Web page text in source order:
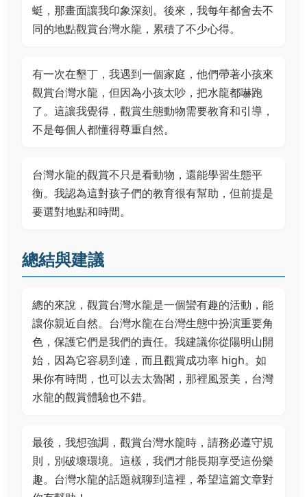
蜓，那畫面讓我印象深刻。後來，我每年都會去不
同的地點觀賞台灣水龍，累積了不少心得。
有一次在墾丁，我遇到一個家庭，他們帶著小孩來
觀賞台灣水龍，但因為小孩太吵，把水龍都嚇跑
了。這讓我覺得，觀賞生態動物需要教育和引導，
不是每個人都懂得尊重自然。
台灣水龍的觀賞不只是看動物，還能學習生態平
衡。我認為這對孩子們的教育很有幫助，但前提是
要選對地點和時間。
總結與建議
總的來說，觀賞台灣水龍是一個蠻有趣的活動，能
讓你親近自然。台灣水龍在台灣生態中扮演重要角
色，保護它們是我們的責任。我建議你從陽明山開
始，因為它容易到達，而且觀賞成功率 high。如
果你有時間，也可以去太魯閣，那裡風景美，台灣
水龍的觀賞體驗也不錯。
最後，我想強調，觀賞台灣水龍時，請務必遵守規
則，別破壞環境。這樣，我們才能長期享受這份樂
趣。台灣水龍的話題就聊到這裡，希望這篇文章對